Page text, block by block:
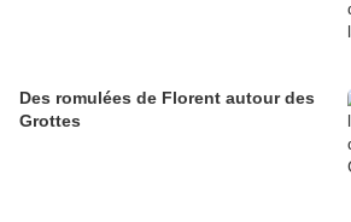
Des romulées de Florent autour des
Grottes